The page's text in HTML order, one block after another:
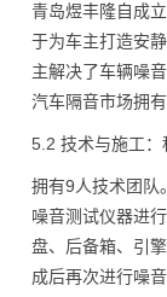
青岛煜丰隆自成
于为车主打造安
主解决了车辆噪
汽车隔音市场拥
5.2 技术与施工
拥有9人技术团队
噪音测试仪器进
盘、后备箱、引
成后再次进行噪